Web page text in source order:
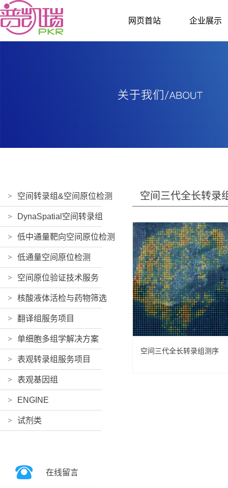
网页首站 企业展示
> 空间转录组&空间原位检测
> DynaSpatial空间转录组
> 低中通量靶向空间原位检测
> 低通量空间原位检测
> 空间原位验证技术服务
> 核酸液体活检与药物筛选
> 翻译组服务项目
> 单细胞多组学解决方案
> 表观转录组服务项目
> 表观基因组
> ENGINE
> 试剂类
在线留言
空间三代全长转录
空间三代全长转录组测序